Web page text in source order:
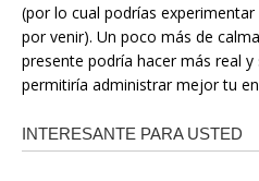
(por lo cual podrías
por venir). Un poco más de
presente podría hacer más real
permitiría administrar mejor tu